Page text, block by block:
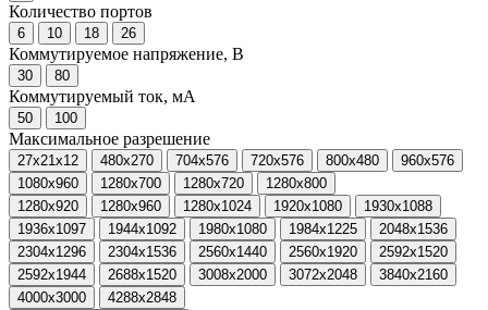
Количество портов
6 10 18 26
Коммутируемое напряжение, В
30 80
Коммутируемый ток, мА
50 100
Максимальное разрешение
27x21x12 480x270 704x576 720x576 800x480
960x576
1080x960
1280x700 1280x720
1280x800
1280x920
1280x960 1280x1024 1920x1080
1930x1088
1936x1097
1944x1092 1980x1080 1984x1225
2048x1536
2304x1296
2304x1536 2560x1440 2560x1920
2592x1520
2592x1944
2688x1520 3008x2000 3072x2048
3840x2160
4000x3000
4288x2848